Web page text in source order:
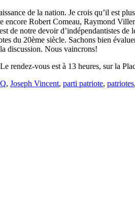
de la nation. Je crois qu’il est
Robert Comeau, Raymond
de notre devoir d’indépendantistes de
du 20ème siècle. Sachons bien
discussion. Nous vaincrons!
rendez-vous est à 13 heures, sur la
, Joseph Vincent, parti patriote, patriotes,